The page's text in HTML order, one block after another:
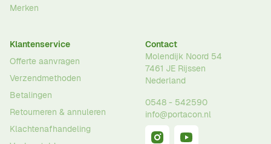
Merken
Klantenservice
Offerte aanvragen
Verzendmethoden
Betalingen
Retourneren & annuleren
Klachtenafhandeling
Contact
Molendijk Noord 54
7461 JE Rijssen
Nederland
0548 - 542590
info@portacon.nl